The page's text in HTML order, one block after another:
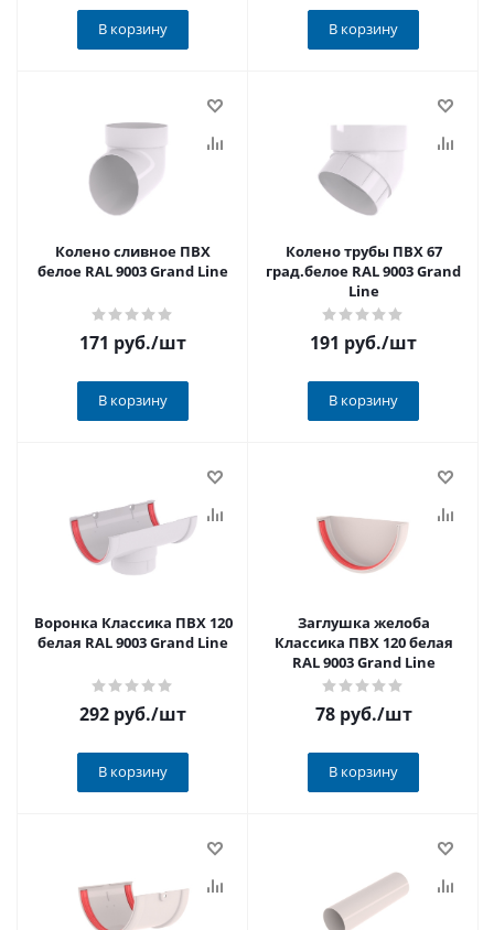
В корзину В корзину
Колено сливное ПВХ
белое RAL 9003 Grand Line
171 руб./шт
В корзину
Колено трубы ПВХ 67
град.белое RAL 9003 Grand
Line
191 руб./шт
В корзину
Воронка Классика ПВХ 120
белая RAL 9003 Grand Line
292 руб./шт
В корзину
Заглушка желоба
Классика ПВХ 120 белая
RAL 9003 Grand Line
78 руб./шт
В корзину